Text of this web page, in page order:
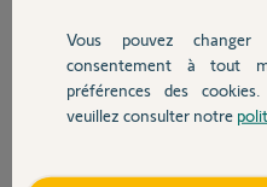
Devis avec un pro
Contact
Bonjour Bertrand,
Cette Box est obsolète
pour la dernière fois en 2016. Il ne
Vous pouvez
consentement à tout
préférences des
veuillez consulter notre